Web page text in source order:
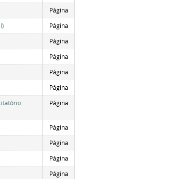
Página
Página
Página
Página
Página
Página
Página
Página
Página
Página
Página